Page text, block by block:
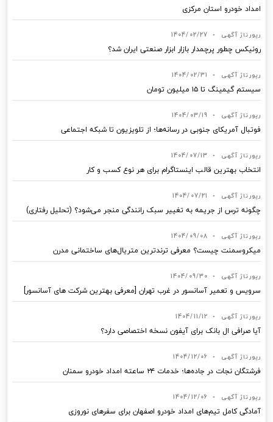
امداد خودرو استان مرکزی
رپورتاژ آگهی •
1404/02/27
رونیکس چطور پرچمدار بازار ابزار صنعتی ایران شد؟
رپورتاژ آگهی •
1404/02/31
سیستم گیمینگ تا ۱۵ میلیون تومان
رپورتاژ آگهی •
1404/03/19
فوتبال آمریکای جنوبی در رسانه‌ها؛ از تلویزیون تا شبکه اجتماعی
رپورتاژ آگهی •
1404/07/13
انتخاب بهترین قالب‌ اینستاگرام برای هر نوع کسب‌ و کار
رپورتاژ آگهی •
1404/07/21
چگونه ترس از جریمه به تغییر سبک رانندگی منجر می‌شود؟ (تحلیل رفتاری)
رپورتاژ آگهی •
1404/09/08
میکروسمنت چیست؟ معرفی ترندترین متریال‌های ساختمانی مدرن
رپورتاژ آگهی •
1404/09/30
سرویس و تعمیر آسانسور در غرب تهران [معرفی بهترین شرکت های آسانسور]
رپورتاژ آگهی •
1404/11/12
آیا صرافی ال بانک برای آیفون نسخه اختصاصی دارد؟
رپورتاژ آگهی •
1404/12/06
فرشتگان نجات در جاده‌ها؛ خدمات ۲۴ ساعته امداد خودرو سمنان
رپورتاژ آگهی •
1404/12/06
آمادگی کامل تیم‌های امداد خودرو اصفهان برای سفرهای نوروزی